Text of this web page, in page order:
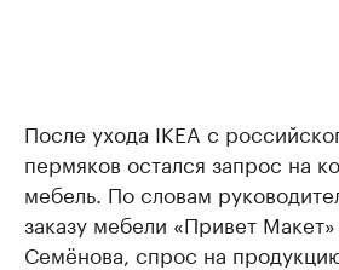
После ухода IKEA с
пермяков остался запрос на
мебель. По словам
заказу мебели «Привет
Семёнова, спрос на